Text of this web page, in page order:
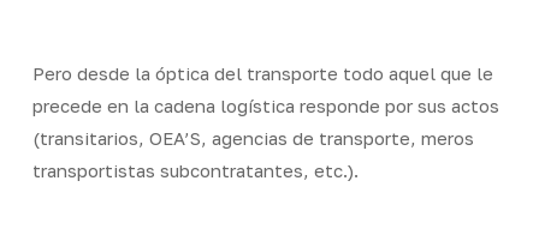
Pero desde la óptica del transporte todo aquel que le
precede en la cadena logística responde por sus actos
(transitarios, OEA’S, agencias de transporte, meros
transportistas subcontratantes, etc.).